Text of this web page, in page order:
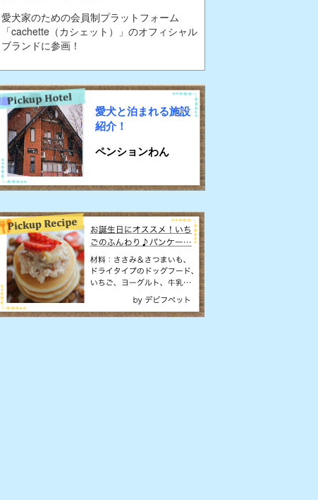
愛犬家のための会員制プラットフォーム
「cachette（カシェット）」のオフィシャル
ブランドに参画！
愛犬と泊まれる施設
紹介！
ペンションわん